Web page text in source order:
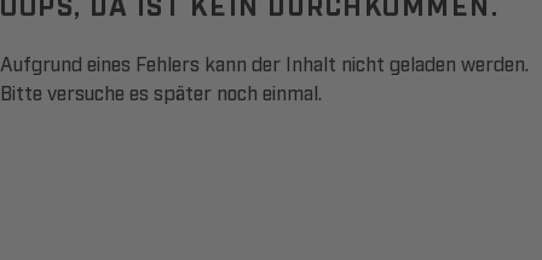
Aufgrund eines Fehlers kann der Inhalt nicht geladen werden.
Bitte versuche es später noch einmal.